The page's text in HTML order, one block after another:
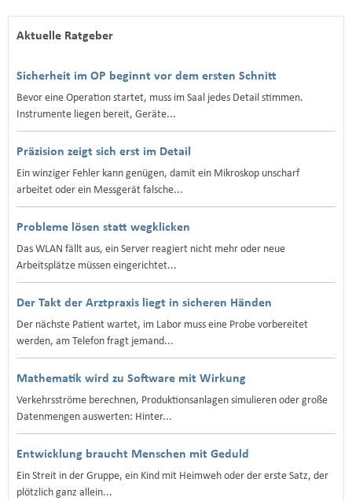
Aktuelle Ratgeber
Sicherheit im OP beginnt vor dem ersten Schnitt
Bevor eine Operation startet, muss im Saal jedes Detail stimmen.
Instrumente liegen bereit, Geräte...
Präzision zeigt sich erst im Detail
Ein winziger Fehler kann genügen, damit ein Mikroskop unscharf
arbeitet oder ein Messgerät falsche...
Probleme lösen statt wegklicken
Das WLAN fällt aus, ein Server reagiert nicht mehr oder neue
Arbeitsplätze müssen eingerichtet...
Der Takt der Arztpraxis liegt in sicheren Händen
Der nächste Patient wartet, im Labor muss eine Probe vorbereitet
werden, am Telefon fragt jemand...
Mathematik wird zu Software mit Wirkung
Verkehrsströme berechnen, Produktionsanlagen simulieren oder große
Datenmengen auswerten: Hinter...
Entwicklung braucht Menschen mit Geduld
Ein Streit in der Gruppe, ein Kind mit Heimweh oder der erste Satz, der
plötzlich ganz allein...